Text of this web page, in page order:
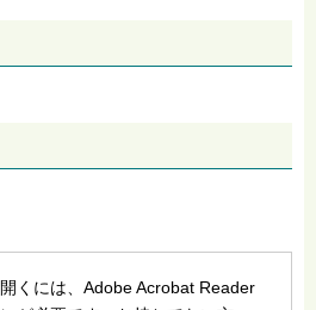
くには、Adobe Acrobat Reader